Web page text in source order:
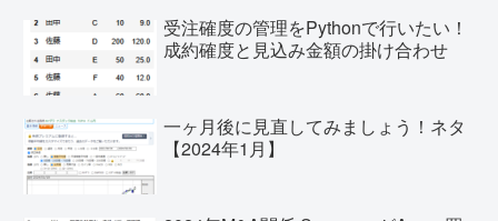
受注確度の管理をPythonで行いたい！
成約確度と見込み金額の掛け合わせ
一ヶ月後に見直してみましょう！ネタ
【2024年1月】